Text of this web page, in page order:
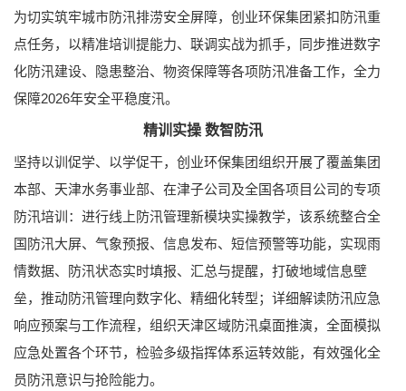
为切实筑牢城市防汛排涝安全屏障，创业环保集团紧扣防汛重
点任务，以精准培训提能力、联调实战为抓手，同步推进数字
化防汛建设、隐患整治、物资保障等各项防汛准备工作，全力
保障2026年安全平稳度汛。
精训实操 数智防汛
坚持以训促学、以学促干，创业环保集团组织开展了覆盖集团
本部、天津水务事业部、在津子公司及全国各项目公司的专项
防汛培训：进行线上防汛管理新模块实操教学，该系统整合全
国防汛大屏、气象预报、信息发布、短信预警等功能，实现雨
情数据、防汛状态实时填报、汇总与提醒，打破地域信息壁
垒，推动防汛管理向数字化、精细化转型；详细解读防汛应急
响应预案与工作流程，组织天津区域防汛桌面推演，全面模拟
应急处置各个环节，检验多级指挥体系运转效能，有效强化全
员防汛意识与抢险能力。